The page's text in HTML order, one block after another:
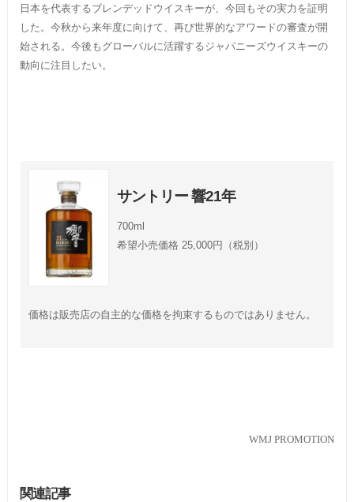
日本を代表するブレンデッドウイスキーが、今回もその実力を証明
した。今秋から来年度に向けて、再び世界的なアワードの審査が開
始される。今後もグローバルに活躍するジャパニーズウイスキーの
動向に注目したい。
サントリー 響21年
700ml
希望小売価格 25,000円（税別）
価格は販売店の自主的な価格を拘束するものではありません。
WMJ PROMOTION
関連記事